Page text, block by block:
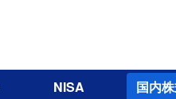
NISA 国内